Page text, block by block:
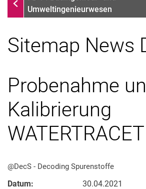
Umweltingenieurwesen
Sitemap News
Probenahme
Kalibrierung
@DecS - Decoding Spurenstoffe
Datum:
30.04.2021